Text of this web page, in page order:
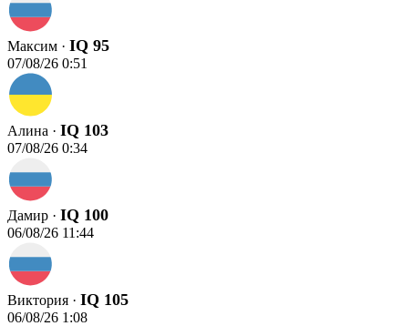
Максим · IQ 95
07/08/26 0:51
Алина · IQ 103
07/08/26 0:34
Дамир · IQ 100
06/08/26 11:44
Виктория · IQ 105
06/08/26 1:08